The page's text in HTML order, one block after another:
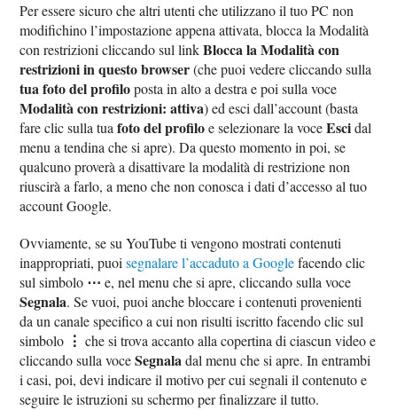
Per essere sicuro che altri utenti che utilizzano il tuo PC non
modifichino l’impostazione appena attivata, blocca la Modalità
con restrizioni cliccando sul linkBlocca la Modalità con
restrizioni in questo browser(che puoi vedere cliccando sulla
tua foto del profiloposta in alto a destra e poi sulla voce
Modalità con restrizioni: attiva) ed esci dall’account (basta
fare clic sulla tuafoto del profiloe selezionare la voceEscidal
menu a tendina che si apre). Da questo momento in poi, se
qualcuno proverà a disattivare la modalità di restrizione non
riuscirà a farlo, a meno che non conosca i dati d’accesso al tuo
account Google.
Ovviamente, se su YouTube ti vengono mostrati contenuti
inappropriati, puoisegnalare l’accaduto a Googlefacendo clic
sul simbolo ⋯ e, nel menu che si apre, cliccando sulla voce
Segnala. Se vuoi, puoi anche bloccare i contenuti provenienti
da un canale specifico a cui non risulti iscritto facendo clic sul
simbolo ⋮ che si trova accanto alla copertina di ciascun video e
cliccando sulla voceSegnaladal menu che si apre. In entrambi
i casi, poi, devi indicare il motivo per cui segnali il contenuto e
seguire le istruzioni su schermo per finalizzare il tutto.